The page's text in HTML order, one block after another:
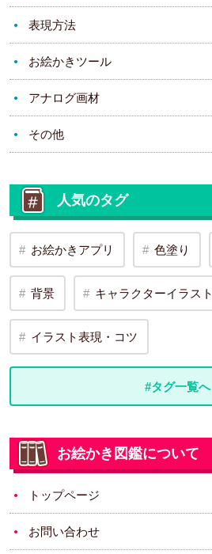
表現方法
お絵かきツール
アナログ画材
その他
人気のタグ
お絵かきアプリ 色塗り
背景 キャラクターイラスト
イラスト表現・コツ
#タグ一覧へ
お絵かき図鑑について
トップページ
お問い合わせ